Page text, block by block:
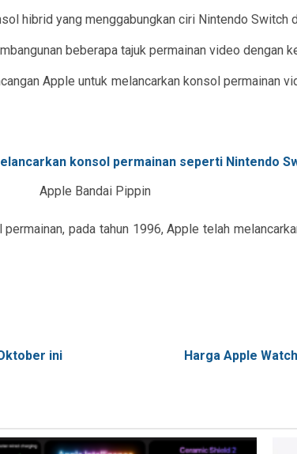
hibrid yang menggabungkan ciri Nintendo Switch
beberapa tajuk permainan video dengan
Apple untuk melancarkan konsol permainan
Apple Bandai Pippin
pada tahun 1996, Apple telah
ini
Harga Apple